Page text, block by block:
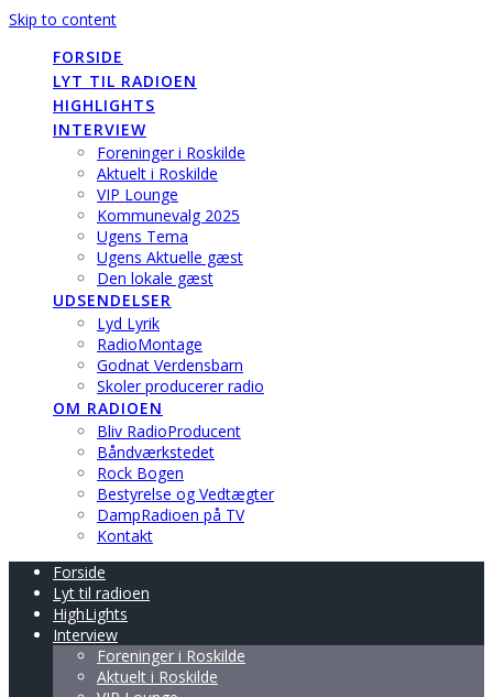
Skip to content
FORSIDE
LYT TIL RADIOEN
HIGHLIGHTS
INTERVIEW
Foreninger i Roskilde
Aktuelt i Roskilde
VIP Lounge
Kommunevalg 2025
Ugens Tema
Ugens Aktuelle gæst
Den lokale gæst
UDSENDELSER
Lyd Lyrik
RadioMontage
Godnat Verdensbarn
Skoler producerer radio
OM RADIOEN
Bliv RadioProducent
Båndværkstedet
Rock Bogen
Bestyrelse og Vedtægter
DampRadioen på TV
Kontakt
Forside
Lyt til radioen
HighLights
Interview
Foreninger i Roskilde
Aktuelt i Roskilde